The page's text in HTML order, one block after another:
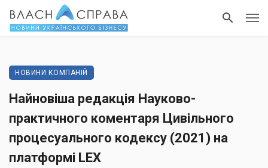
НОВИНИ КОМПАНІЙ
Найновіша редакція Науково-
практичного коментаря Цивільного
процесуального кодексу (2021) на
платформі LEX